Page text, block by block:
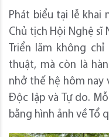
Phát biểu tại lễ khai
Chủ tịch Hội Nghệ sĩ
Triển lãm không
thuật, mà còn là
nhở thế hệ hôm nay
Độc lập và Tự do.
bằng hình ảnh về Tổ